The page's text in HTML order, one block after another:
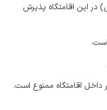
در این اقامتگاه پذیرش
داخل اقامتگاه ممنوع است.